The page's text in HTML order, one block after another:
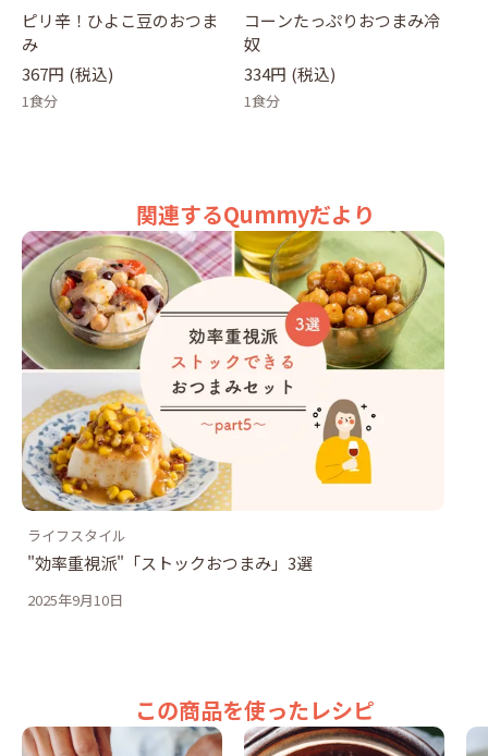
ピリ辛！ひよこ豆のおつま
み
367円 (税込)
1食分
コーンたっぷりおつまみ冷
奴
334円 (税込)
1食分
関連するQummyだより
ライフスタイル
"効率重視派"「ストックおつまみ」3選
2025年9月10日
この商品を使ったレシピ